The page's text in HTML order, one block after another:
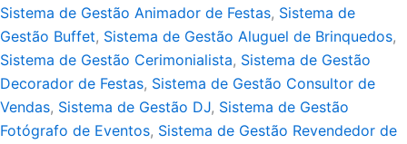
Sistema de Gestão Animador de Festas, Sistema de
Gestão Buffet, Sistema de Gestão Aluguel de Brinquedos,
Sistema de Gestão Cerimonialista, Sistema de Gestão
Decorador de Festas, Sistema de Gestão Consultor de
Vendas, Sistema de Gestão DJ, Sistema de Gestão
Fotógrafo de Eventos, Sistema de Gestão Revendedor de